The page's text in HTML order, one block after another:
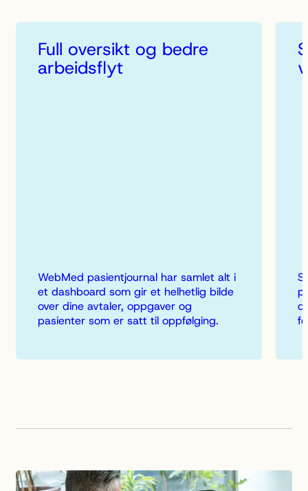
Full oversikt og bedre
arbeidsflyt
WebMed pasientjournal har samlet alt i
et dashboard som gir et helhetlig bilde
over dine avtaler, oppgaver og
pasienter som er satt til oppfølging.